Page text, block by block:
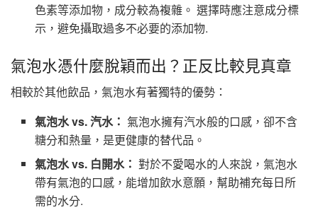
色素等添加物，成分較為複雜。 選擇時應注意成分標
示，避免攝取過多不必要的添加物.
氣泡水憑什麼脫穎而出？正反比較見真章
相較於其他飲品，氣泡水有著獨特的優勢：
氣泡水 vs. 汽水： 氣泡水擁有汽水般的口感，卻不含
糖分和熱量，是更健康的替代品。
氣泡水 vs. 白開水： 對於不愛喝水的人來說，氣泡水
帶有氣泡的口感，能增加飲水意願，幫助補充每日所
需的水分.